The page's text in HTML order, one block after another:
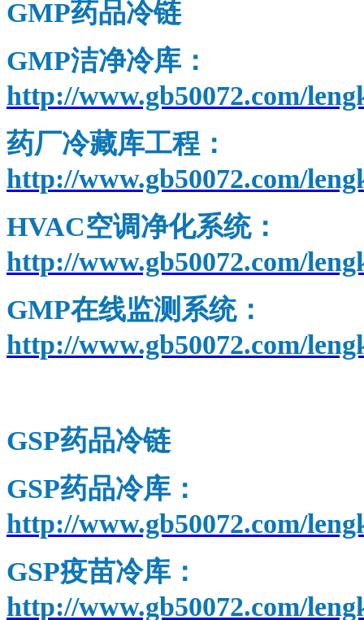
GMP药品冷链
GMP洁净冷库：
http://www.gb50072.com/
药厂冷藏库工程：
http://www.gb50072.com/
HVAC空调净化系统：
http://www.gb50072.com/
GMP在线监测系统：
http://www.gb50072.com/
GSP药品冷链
GSP药品冷库：
http://www.gb50072.com/
GSP疫苗冷库：
http://www.gb50072.com/